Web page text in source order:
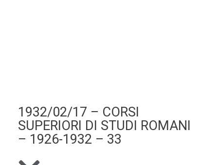
1932/02/17 – CORSI
SUPERIORI DI STUDI ROMANI
– 1926-1932 – 33